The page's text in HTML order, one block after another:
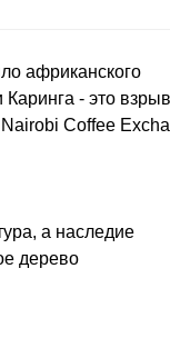
африканского
- это взрыв
Coffee
а наследие
дерево